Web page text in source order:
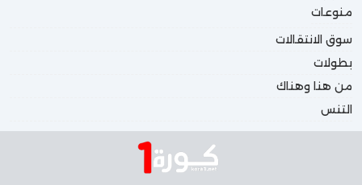
منوعات
سوق الانتقالات
بطولات
من هنا وهناك
التنس